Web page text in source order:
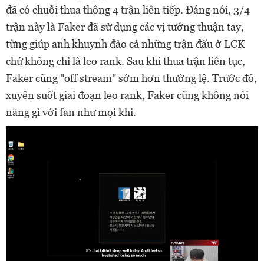
đã có chuỗi thua thông 4 trận liên tiếp. Đáng nói, 3/4
trận này là Faker đã sử dụng các vị tướng thuận tay,
từng giúp anh khuynh đảo cả những trận đấu ở LCK
chứ không chỉ là leo rank. Sau khi thua trận liên tục,
Faker cũng "off stream" sớm hơn thường lệ. Trước đó,
xuyên suốt giai đoạn leo rank, Faker cũng không nói
năng gì với fan như mọi khi.